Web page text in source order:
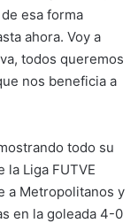
esa forma
ahora. Voy a
todos queremos
nos beneficia a
todo su
la Liga FUTVE
a Metropolitanos y
en la goleada 4-0